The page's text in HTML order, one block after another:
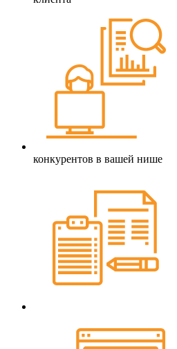
конкурентов в вашей нише